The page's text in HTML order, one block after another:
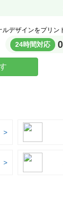
デザインをプリン
24時間対応